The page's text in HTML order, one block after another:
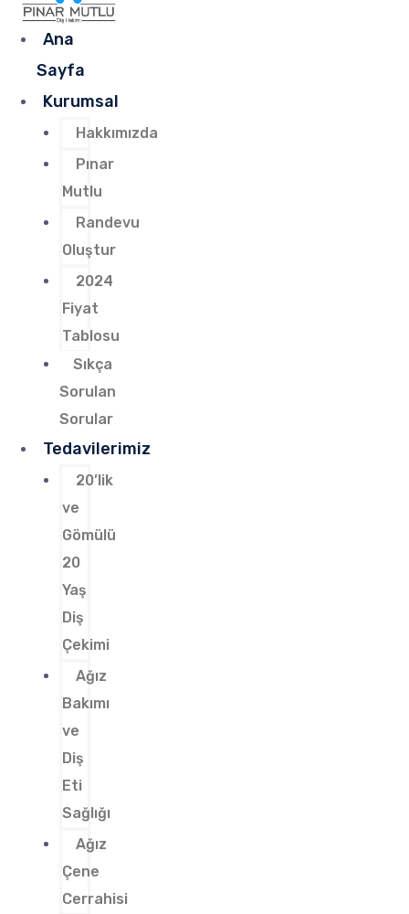
Ana
Sayfa
Kurumsal
Hakkımızda
Pınar
Mutlu
Randevu
Oluştur
2024
Fiyat
Tablosu
Sıkça
Sorulan
Sorular
Tedavilerimiz
20’lik
ve
Gömülü
20
Yaş
Diş
Çekimi
Ağız
Bakımı
ve
Diş
Eti
Sağlığı
Ağız
Çene
Cerrahisi